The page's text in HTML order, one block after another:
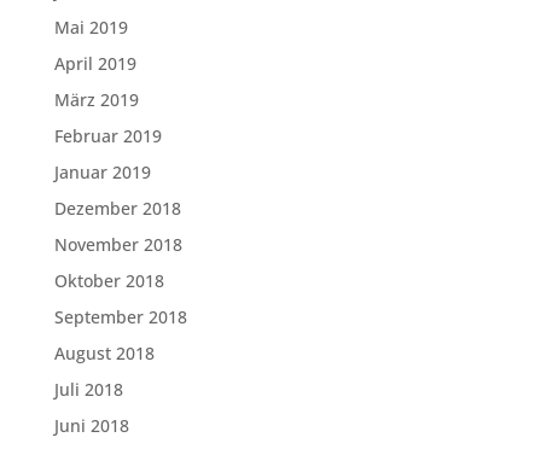
Mai 2019
April 2019
März 2019
Februar 2019
Januar 2019
Dezember 2018
November 2018
Oktober 2018
September 2018
August 2018
Juli 2018
Juni 2018